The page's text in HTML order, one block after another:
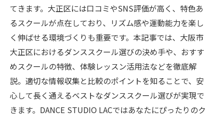
てきます。大正区には口コミやSNS評価が高く、特色あ
るスクールが点在しており、リズム感や運動能力を楽し
く伸ばせる環境づくりも重要です。本記事では、大阪市
大正区におけるダンススクール選びの決め手や、おすす
めスクールの特徴、体験レッスン活用法などを徹底解
説。適切な情報収集と比較のポイントを知ることで、安
心して長く通えるベストなダンススクール選びが実現で
きます。DANCE STUDIO LACではあなたにぴったりのク